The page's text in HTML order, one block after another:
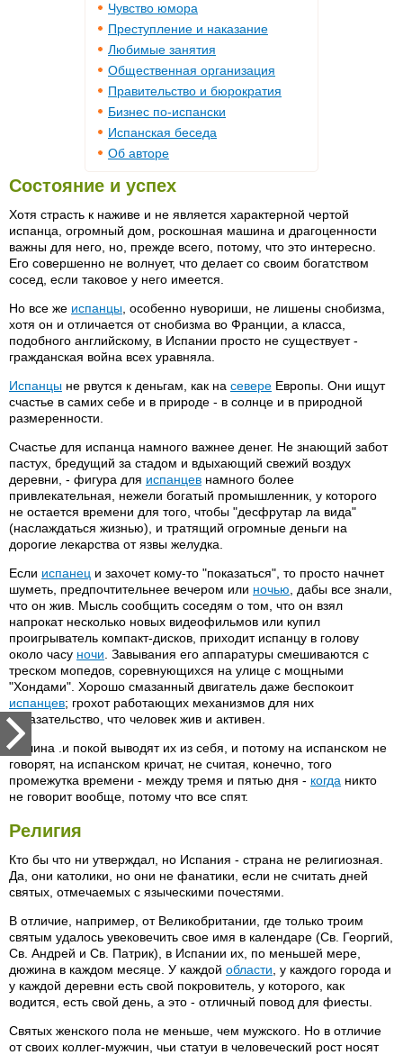
Чувство юмора
Преступление и наказание
Любимые занятия
Общественная организация
Правительство и бюрократия
Бизнес по-испански
Испанская беседа
Об авторе
Состояние и успех
Хотя страсть к наживе и не является характерной чертой
испанца, огромный дом, роскошная машина и драгоценности
важны для него, но, прежде всего, потому, что это интересно.
Его совершенно не волнует, что делает со своим богатством
сосед, если таковое у него имеется.
Но все же испанцы , особенно нувориши, не лишены снобизма,
хотя он и отличается от снобизма во Франции, а класса,
подобного английскому, в Испании просто не существует -
гражданская война всех уравняла.
Испанцы не рвутся к деньгам, как на севере Европы. Они ищут
счастье в самих себе и в природе - в солнце и в природной
размеренности.
Счастье для испанца намного важнее денег. Не знающий забот
пастух, бредущий за стадом и вдыхающий свежий воздух
деревни, - фигура для испанцев намного более
привлекательная, нежели богатый промышленник, у которого
не остается времени для того, чтобы "десфрутар ла вида"
(наслаждаться жизнью), и тратящий огромные деньги на
дорогие лекарства от язвы желудка.
Если испанец и захочет кому-то "показаться", то просто начнет
шуметь, предпочтительнее вечером или ночью , дабы все знали,
что он жив. Мысль сообщить соседям о том, что он взял
напрокат несколько новых видеофильмов или купил
проигрыватель компакт-дисков, приходит испанцу в голову
около часу ночи . Завывания его аппаратуры смешиваются с
треском мопедов, соревнующихся на улице с мощными
"Хондами". Хорошо смазанный двигатель даже беспокоит
испанцев; грохот работающих механизмов для них
доказательство, что человек жив и активен.
Тишина .и покой выводят их из себя, и потому на испанском не
говорят, на испанском кричат, не считая, конечно, того
промежутка времени - между тремя и пятью дня - когда никто
не говорит вообще, потому что все спят.
Религия
Кто бы что ни утверждал, но Испания - страна не религиозная.
Да, они католики, но они не фанатики, если не считать дней
святых, отмечаемых с языческими почестями.
В отличие, например, от Великобритании, где только троим
святым удалось увековечить свое имя в календаре (Св. Георгий,
Св. Андрей и Св. Патрик), в Испании их, по меньшей мере,
дюжина в каждом месяце. У каждой области , у каждого города и
у каждой деревни есть свой покровитель, у которого, как
водится, есть свой день, а это - отличный повод для фиесты.
Святых женского пола не меньше, чем мужского. Но в отличие
от своих коллег-мужчин, чьи статуи в человеческий рост носят